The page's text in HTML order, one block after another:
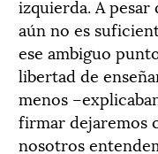
izquierda. A
aún no es
ese ambiguo
libertad de
menos
firmar dejaremos
nosotros